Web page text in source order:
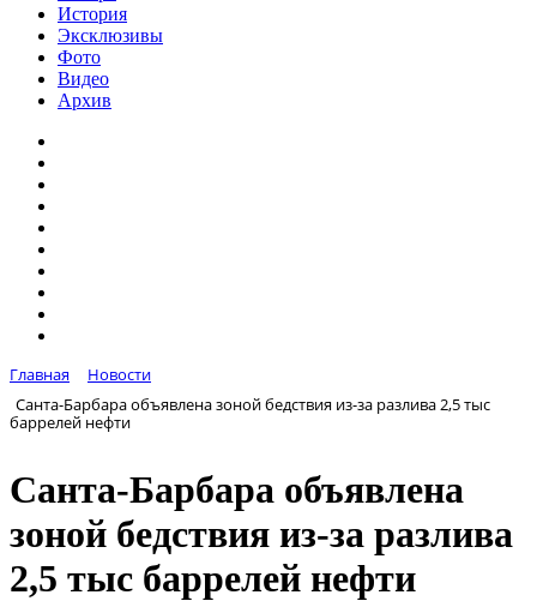
История
Эксклюзивы
Фото
Видео
Архив
Главная
Новости
Санта-Барбара объявлена зоной бедствия из-за разлива 2,5 тыс
баррелей нефти
Санта-Барбара объявлена
зоной бедствия из-за разлива
2,5 тыс баррелей нефти